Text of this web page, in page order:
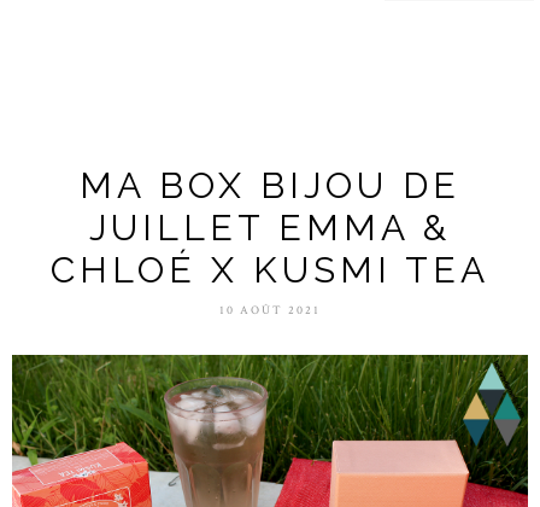
MA BOX BIJOU DE
JUILLET EMMA &
CHLOÉ X KUSMI TEA
10 AOÛT 2021